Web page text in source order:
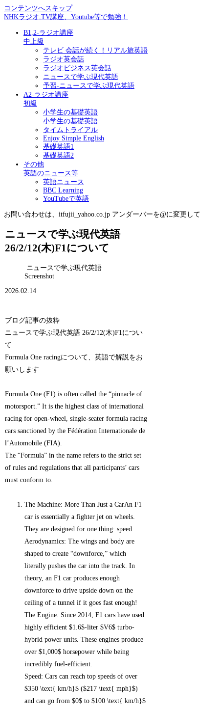
コンテンツへスキップ
NHKラジオ,TV講座、Youtube等で勉強！
B1,2-ラジオ講座
中上級
テレビ 会話が続く！リアル旅英語
ラジオ英会話
ラジオビジネス英会話
ニュースで学ぶ現代英語
予習-ニュースで学ぶ現代英語
A2-ラジオ講座
初級
小学生の基礎英語
小学生の基礎英語
タイムトライアル
Enjoy Simple English
基礎英語1
基礎英語2
その他
英語のニュース等
英語ニュース
BBC Learning
YouTubeで英語
お問い合わせは、itfujii_yahoo.co.jp アンダーバーを@に変更して
ニュースで学ぶ現代英語
26/2/12(木)F1について
ニュースで学ぶ現代英語
Screenshot
2026.02.14
ブログ記事の抜粋
ニュースで学ぶ現代英語 26/2/12(木)F1につい
て
Formula One racingについて、英語で解説をお
願いします
Formula One (F1) is often called the “pinnacle of
motorsport.” It is the highest class of international
racing for open-wheel, single-seater formula racing
cars sanctioned by the Fédération Internationale de
l’Automobile (FIA).
The “Formula” in the name refers to the strict set
of rules and regulations that all participants’ cars
must conform to.
The Machine: More Than Just a CarAn F1
car is essentially a fighter jet on wheels.
They are designed for one thing: speed.
Aerodynamics: The wings and body are
shaped to create “downforce,” which
literally pushes the car into the track. In
theory, an F1 car produces enough
downforce to drive upside down on the
ceiling of a tunnel if it goes fast enough!
The Engine: Since 2014, F1 cars have used
highly efficient $1.6$-liter $V6$ turbo-
hybrid power units. These engines produce
over $1,000$ horsepower while being
incredibly fuel-efficient.
Speed: Cars can reach top speeds of over
$350 \text{ km/h}$ ($217 \text{ mph}$)
and can go from $0$ to $100 \text{ km/h}$